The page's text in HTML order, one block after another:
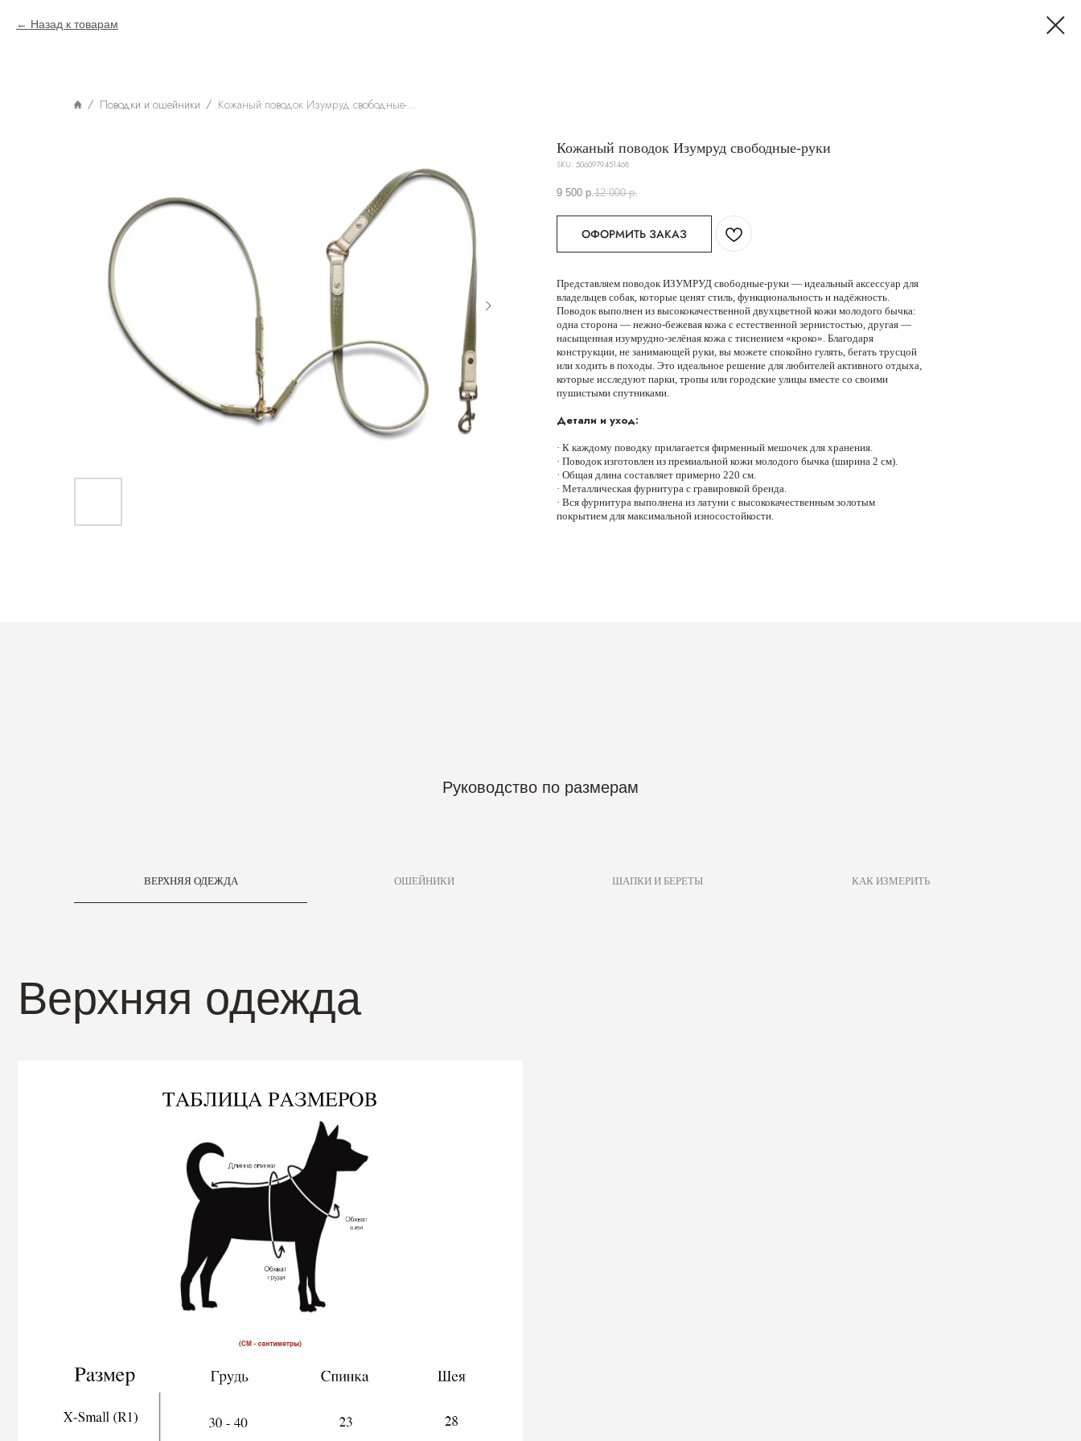
Назад к товарам
Поводки и ошейники Кожаный поводок Изумруд свободные-руки
Кожаный поводок Изумруд свободные-руки
SKU: 5060979451468
9 500 р.12 000 р.
ОФОРМИТЬ ЗАКАЗ
Представляем поводок ИЗУМРУД свободные-руки — идеальный аксессуар для
владельцев собак, которые ценят стиль, функциональность и надёжность.
Поводок выполнен из высококачественной двухцветной кожи молодого бычка:
одна сторона — нежно-бежевая кожа с естественной зернистостью, другая —
насыщенная изумрудно-зелёная кожа с тиснением «кроко». Благодаря
конструкции, не занимающей руки, вы можете спокойно гулять, бегать трусцой
или ходить в походы. Это идеальное решение для любителей активного отдыха,
которые исследуют парки, тропы или городские улицы вместе со своими
пушистыми спутниками.
Детали и уход:
· К каждому поводку прилагается фирменный мешочек для хранения.
· Поводок изготовлен из премиальной кожи молодого бычка (ширина 2 см).
· Общая длина составляет примерно 220 см.
· Металлическая фурнитура с гравировкой бренда.
· Вся фурнитура выполнена из латуни с высококачественным золотым
покрытием для максимальной износостойкости.
ВЕРХНЯЯ ОДЕЖДА ОШЕЙНИКИ ШАПКИ И БЕРЕТЫ КАК ИЗМЕРИТЬ
Верхняя одежда